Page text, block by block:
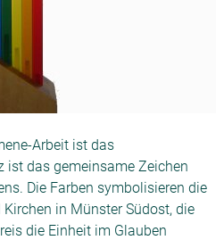
Arbeit ist das
ist das gemeinsame Zeichen
Die Farben symbolisieren die
in Münster Südost, die
die Einheit im Glauben